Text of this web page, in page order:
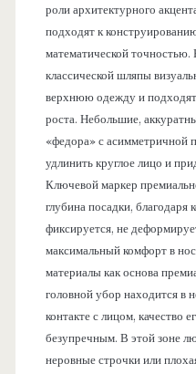
роли архитектурного
подходят к
математической
классической шляпы
верхнюю одежду и подходят
роста. Небольшие,
«федора» с асимметричной
удлинить круглое лицо и
Ключевой маркер
глубина посадки,
фиксируется, не
максимальный комфорт в
материалы как основа
головной убор находится в
контакте с лицом, качество
безупречным. В этой зоне
неровные строчки или